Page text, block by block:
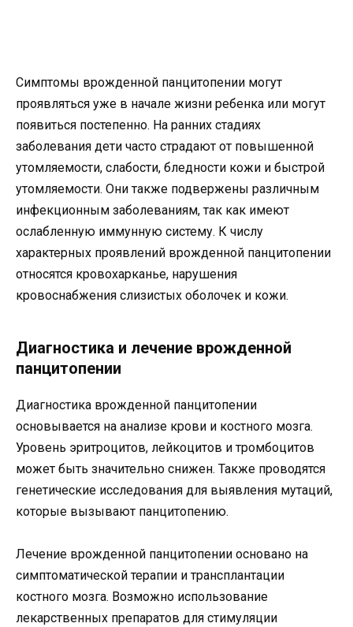
Симптомы врожденной панцитопении могут
проявляться уже в начале жизни ребенка или могут
появиться постепенно. На ранних стадиях
заболевания дети часто страдают от повышенной
утомляемости, слабости, бледности кожи и быстрой
утомляемости. Они также подвержены различным
инфекционным заболеваниям, так как имеют
ослабленную иммунную систему. К числу
характерных проявлений врожденной панцитопении
относятся кровохарканье, нарушения
кровоснабжения слизистых оболочек и кожи.
Диагностика и лечение врожденной
панцитопении
Диагностика врожденной панцитопении
основывается на анализе крови и костного мозга.
Уровень эритроцитов, лейкоцитов и тромбоцитов
может быть значительно снижен. Также проводятся
генетические исследования для выявления мутаций,
которые вызывают панцитопению.
Лечение врожденной панцитопении основано на
симптоматической терапии и трансплантации
костного мозга. Возможно использование
лекарственных препаратов для стимуляции